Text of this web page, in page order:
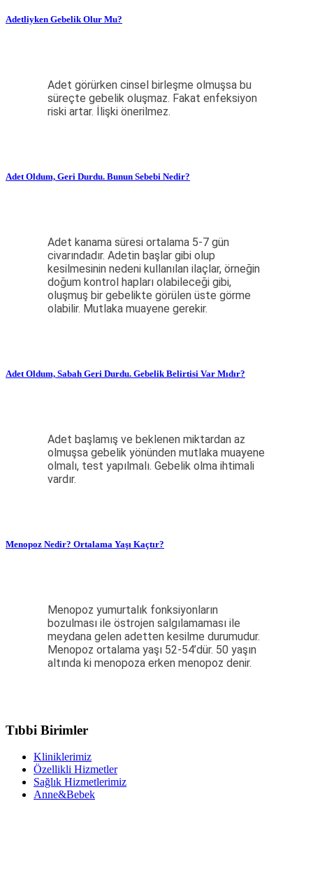
Adetliyken Gebelik Olur Mu?
Adet görürken cinsel birleşme olmuşsa bu
süreçte gebelik oluşmaz. Fakat enfeksiyon
riski artar. İlişki önerilmez.
Adet Oldum, Geri Durdu. Bunun Sebebi Nedir?
Adet kanama süresi ortalama 5-7 gün
civarındadır. Adetin başlar gibi olup
kesilmesinin nedeni kullanılan ilaçlar, örneğin
doğum kontrol hapları olabileceği gibi,
oluşmuş bir gebelikte görülen üste görme
olabilir. Mutlaka muayene gerekir.
Adet Oldum, Sabah Geri Durdu. Gebelik Belirtisi Var Mıdır?
Adet başlamış ve beklenen miktardan az
olmuşsa gebelik yönünden mutlaka muayene
olmalı, test yapılmalı. Gebelik olma ihtimali
vardır.
Menopoz Nedir? Ortalama Yaşı Kaçtır?
Menopoz yumurtalık fonksiyonların
bozulması ile östrojen salgılamaması ile
meydana gelen adetten kesilme durumudur.
Menopoz ortalama yaşı 52-54’dür. 50 yaşın
altında ki menopoza erken menopoz denir.
Tıbbi Birimler
Kliniklerimiz
Özellikli Hizmetler
Sağlık Hizmetlerimiz
Anne&Bebek